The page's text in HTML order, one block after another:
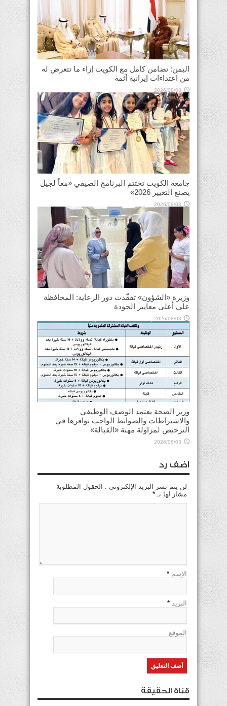
اليمن: تضامن كامل مع الكويت إزاء ما تتعرض له
من اعتداءات إيرانية آثمة
2026/08/03
جامعة الكويت تختتم البرنامج الصيفي «معاً لجيل
يصنع التغيير 2026»
2026/08/03
وزيرة «الشؤون» تفقّدت دور الرعاية: المحافظة
على أعلى معايير الجودة
2026/08/03
وزير الصحة يعتمد الوصف الوظيفي
والاشتراطات والضوابط الواجب توافرها في
الترخيص لمزاولة مهنة «القبالة»
2026/08/03
اضف رد
لن يتم نشر البريد الإلكتروني . الحقول المطلوبة
مشار لها بـ *
الإسم *
البريد *
الموقع
قناة الحقيقة